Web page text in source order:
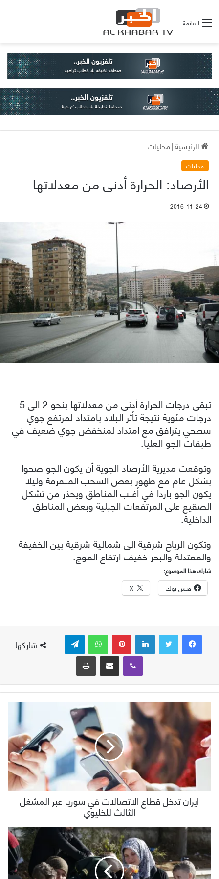
القائمة
الرئيسية|محليات
محليات
الأرصاد: الحرارة أدنى من معدلاتها
2016-11-24
تبقى درجات الحرارة أدنى من معدلاتها بنحو 2 الى 5
درجات مئوية نتيجة تأثر البلاد بامتداد لمرتفع جوي
سطحي يترافق مع امتداد لمنخفض جوي ضعيف في
طبقات الجو العليا.
وتوقعت مديرية الأرصاد الجوية أن يكون الجو صحوا
بشكل عام مع ظهور بعض السحب المتفرقة وليلا
يكون الجو باردا في أغلب المناطق ويحذر من تشكل
الصقيع على المرتفعات الجبلية وبعض المناطق
الداخلية.
وتكون الرياح شرقية الى شمالية شرقية بين الخفيفة
والمعتدلة والبحر خفيف ارتفاع الموج.
شارك هذا الموضوع:
فيس بوك X
شاركها
لينكدإن بينتيريست واتساب
ڤايبر
مشاركة عبر البريد طباعة
ايران تدخل قطاع الاتصالات في سوريا عبر المشغل
الثالث للخليوي